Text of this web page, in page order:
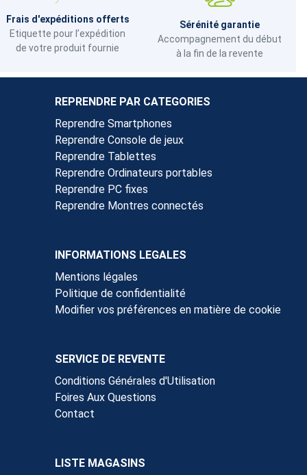
Frais d'expéditions offerts
Etiquette pour l’expédition
de votre produit fournie
Sérénité garantie
Accompagnement du début
à la fin de la revente
REPRENDRE PAR CATEGORIES
Reprendre Smartphones
Reprendre Console de jeux
Reprendre Tablettes
Reprendre Ordinateurs portables
Reprendre PC fixes
Reprendre Montres connectés
INFORMATIONS LEGALES
Mentions légales
Politique de confidentialité
Modifier vos préférences en matière de cookie
SERVICE DE REVENTE
Conditions Générales d'Utilisation
Foires Aux Questions
Contact
LISTE MAGASINS